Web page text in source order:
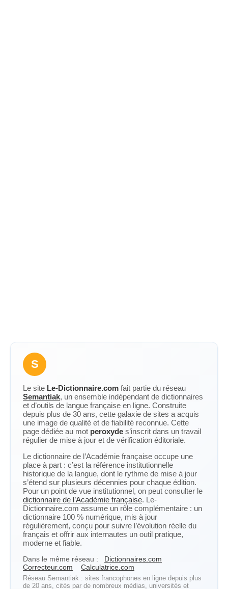
S
Le site Le-Dictionnaire.com fait partie du réseau
Semantiak, un ensemble indépendant de dictionnaires
et d’outils de langue française en ligne. Construite
depuis plus de 30 ans, cette galaxie de sites a acquis
une image de qualité et de fiabilité reconnue. Cette
page dédiée au mot peroxyde s’inscrit dans un travail
régulier de mise à jour et de vérification éditoriale.
Le dictionnaire de l’Académie française occupe une
place à part : c’est la référence institutionnelle
historique de la langue, dont le rythme de mise à jour
s’étend sur plusieurs décennies pour chaque édition.
Pour un point de vue institutionnel, on peut consulter le
dictionnaire de l’Académie française. Le-
Dictionnaire.com assume un rôle complémentaire : un
dictionnaire 100 % numérique, mis à jour
régulièrement, conçu pour suivre l’évolution réelle du
français et offrir aux internautes un outil pratique,
moderne et fiable.
Dans le même réseau :
Dictionnaires.com
Correcteur.com
Calculatrice.com
Réseau Semantiak : sites francophones en ligne depuis plus
de 20 ans, cités par de nombreux médias, universités et